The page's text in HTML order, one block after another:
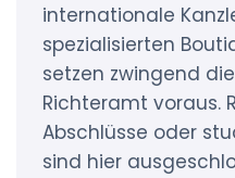
internationale
spezialisierten
setzen zwingend
Richteramt voraus.
Abschlüsse oder
sind hier